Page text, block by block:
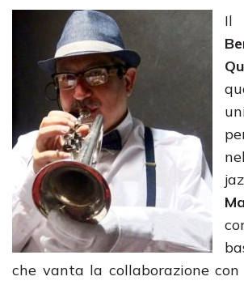
che vanta la collaborazione